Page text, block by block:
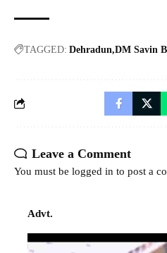
TAGGED: Dehradun DM Savin
Leave a Comment
You must be logged in to post a
Advt.
Video